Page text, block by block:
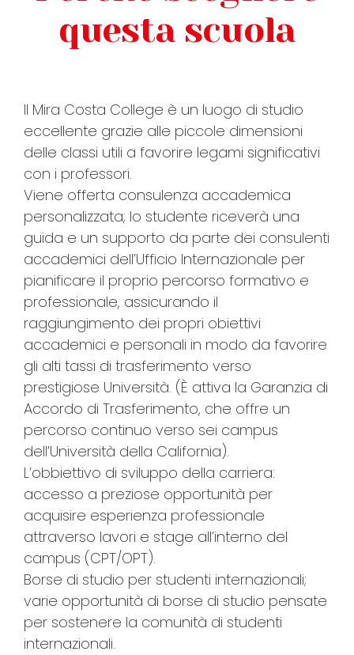
questa scuola
Il Mira Costa College è un luogo di studio
eccellente grazie alle piccole dimensioni
delle classi utili a favorire legami significativi
con i professori.
Viene offerta consulenza accademica
personalizzata; lo studente riceverà una
guida e un supporto da parte dei consulenti
accademici dell’Ufficio Internazionale per
pianificare il proprio percorso formativo e
professionale, assicurando il
raggiungimento dei propri obiettivi
accademici e personali in modo da favorire
gli alti tassi di trasferimento verso
prestigiose Università. (È attiva la Garanzia di
Accordo di Trasferimento, che offre un
percorso continuo verso sei campus
dell’Università della California).
L’obbiettivo di sviluppo della carriera:
accesso a preziose opportunità per
acquisire esperienza professionale
attraverso lavori e stage all’interno del
campus (CPT/OPT).
Borse di studio per studenti internazionali;
varie opportunità di borse di studio pensate
per sostenere la comunità di studenti
internazionali.